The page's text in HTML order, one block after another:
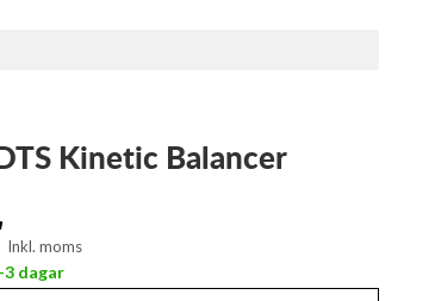
Kinetic Balancer
Inkl. moms
3 dagar